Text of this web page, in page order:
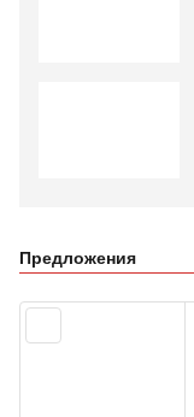
Предложения